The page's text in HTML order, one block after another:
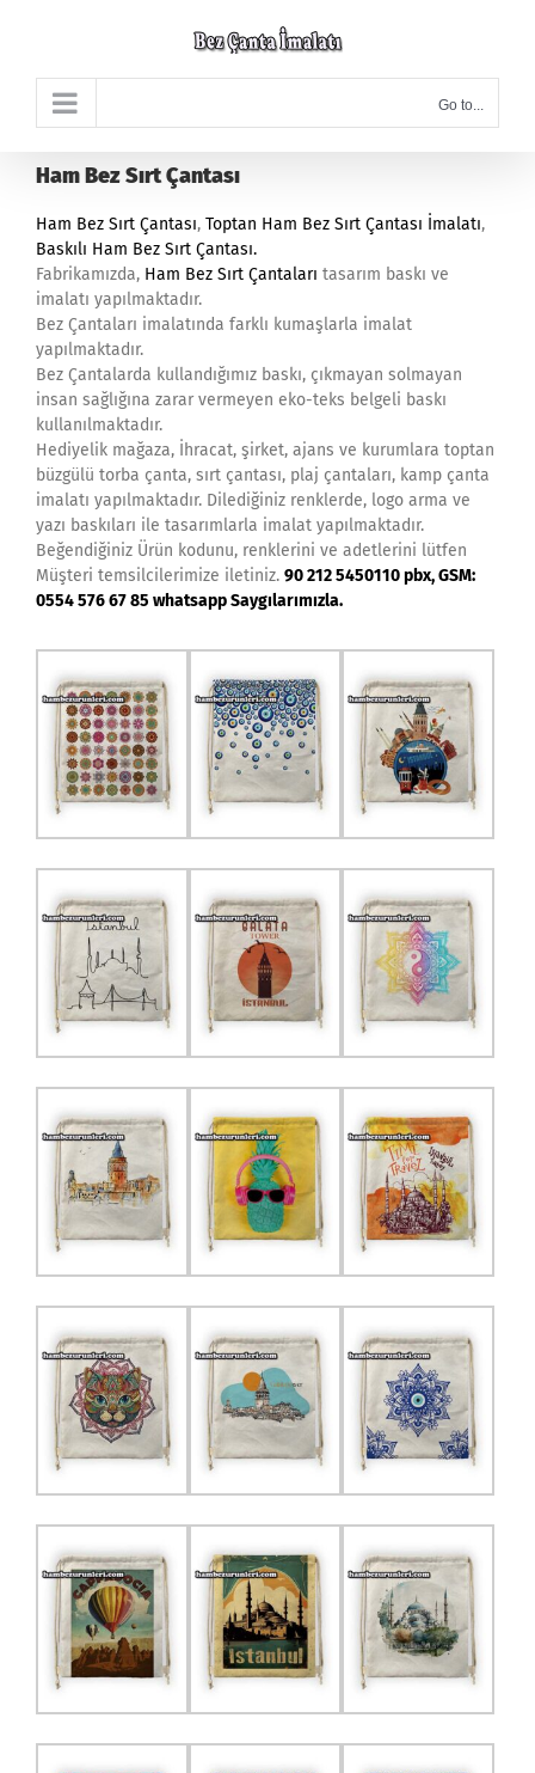
Go to...
Ham Bez Sırt Çantası
Ham Bez Sırt Çantası, Toptan Ham Bez Sırt Çantası İmalatı,
Baskılı Ham Bez Sırt Çantası.
Fabrikamızda, Ham Bez Sırt Çantaları tasarım baskı ve
imalatı yapılmaktadır.
Bez Çantaları imalatında farklı kumaşlarla imalat
yapılmaktadır.
Bez Çantalarda kullandığımız baskı, çıkmayan solmayan
insan sağlığına zarar vermeyen eko-teks belgeli baskı
kullanılmaktadır.
Hediyelik mağaza, İhracat, şirket, ajans ve kurumlara toptan
büzgülü torba çanta, sırt çantası, plaj çantaları, kamp çanta
imalatı yapılmaktadır. Dilediğiniz renklerde, logo arma ve
yazı baskıları ile tasarımlarla imalat yapılmaktadır.
Beğendiğiniz Ürün kodunu, renklerini ve adetlerini lütfen
Müşteri temsilcilerimize iletiniz. 90 212 5450110 pbx, GSM:
0554 576 67 85 whatsapp Saygılarımızla.